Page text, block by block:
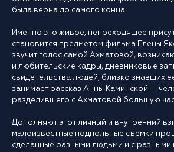
была верна до самого конца.
Именно это живое, непреходящее
становится предметом фильма Елены
звучит голос самой Ахматовой,
и любительские кадры, дневниковые
свидетельства людей, близко знавших
занимает рассказ Анны Каминской —
разделившего с Ахматовой большую
Дополняют этот личный и внутренний
малоизвестные подпольные съемки
сделанные разными людьми и с